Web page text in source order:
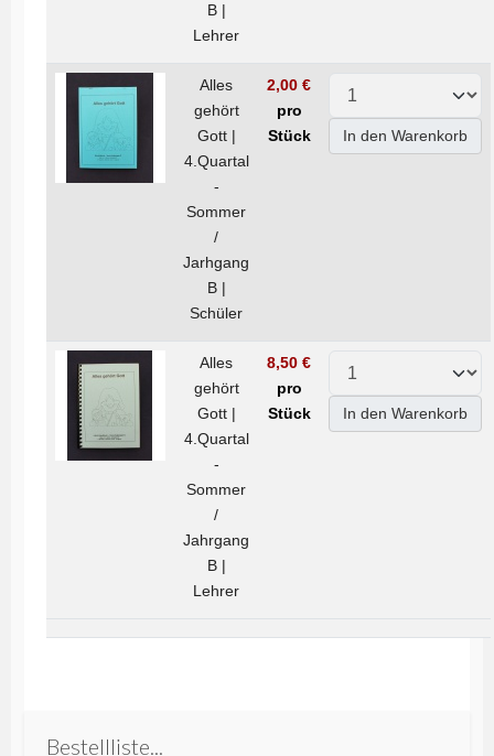
B |
Lehrer
Alles
gehört
Gott |
4.Quartal
-
Sommer
/
Jarhgang
B |
Schüler
2,00 €
pro
Stück
In den Warenkorb
Alles
gehört
Gott |
4.Quartal
-
Sommer
/
Jahrgang
B |
Lehrer
8,50 €
pro
Stück
In den Warenkorb
Bestellliste...